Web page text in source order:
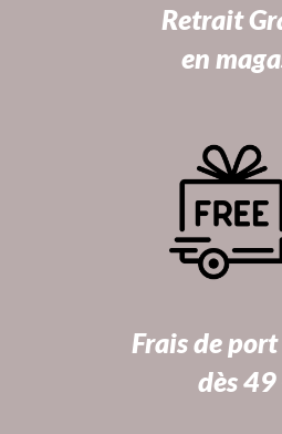
Retrait
en
Frais de
dès